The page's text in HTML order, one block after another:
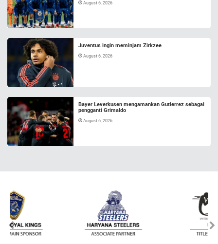
August 6, 2026
Juventus ingin meminjam Zirkzee
August 6, 2026
Bayer Leverkusen mengamankan Gutierrez sebagai
pengganti Grimaldo
August 6, 2026